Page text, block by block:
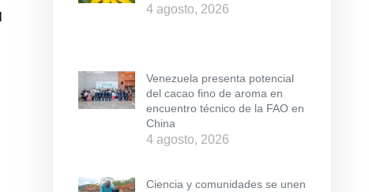
4 agosto, 2026
Venezuela presenta potencial
del cacao fino de aroma en
encuentro técnico de la FAO en
China
4 agosto, 2026
Ciencia y comunidades se unen